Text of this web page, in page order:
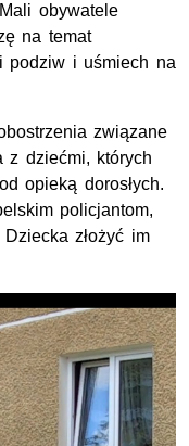
obywatele
na temat
podziw i uśmiech na
związane
z dziećmi, których
opieką dorosłych.
policjantom,
złożyć im